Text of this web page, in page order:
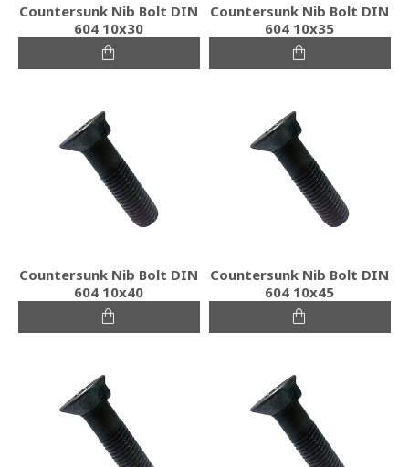
Countersunk Nib Bolt DIN
604 10x30
Countersunk Nib Bolt DIN
604 10x35
Countersunk Nib Bolt DIN
604 10x40
Countersunk Nib Bolt DIN
604 10x45